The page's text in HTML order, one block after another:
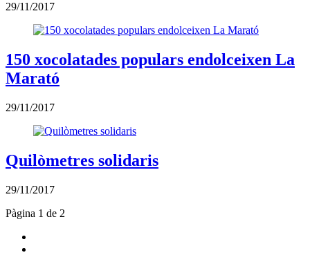
29/11/2017
150 xocolatades populars endolceixen La
Marató
29/11/2017
Quilòmetres solidaris
29/11/2017
Pàgina 1 de 2